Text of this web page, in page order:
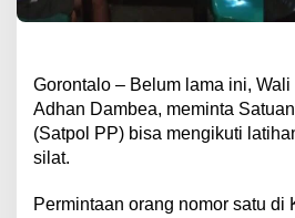
Gorontalo – Belum lama ini, Wali
Adhan Dambea, meminta
(Satpol PP) bisa mengikuti
silat.
Permintaan orang nomor satu di